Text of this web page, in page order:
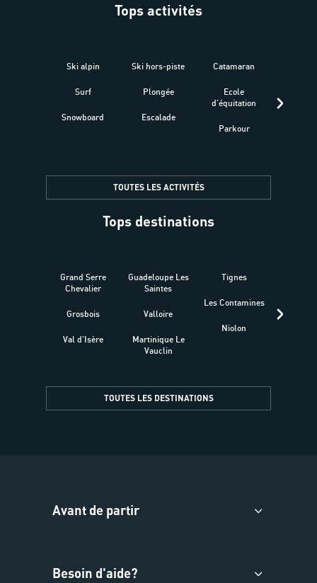
Tops activités
Ski alpin
Surf
Snowboard
Ski hors-piste
Plongée
Escalade
Catamaran
Ecole
d'équitation
Parkour
TOUTES LES ACTIVITÉS
Tops destinations
Grand Serre
Chevalier
Grosbois
Val d'Isère
Guadeloupe Les
Saintes
Valloire
Martinique Le
Vauclin
Tignes
Les Contamines
Niolon
TOUTES LES DESTINATIONS
Avant de partir
Besoin d'aide?